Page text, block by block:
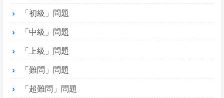
「初級」問題
「中級」問題
「上級」問題
「難問」問題
「超難問」問題